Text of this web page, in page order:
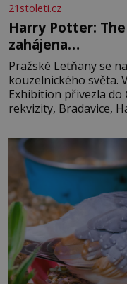
21stoleti.cz
Harry Potter:
zahájena…
Pražské Letňany se
kouzelnického světa.
Exhibition přivezla do
rekvizity, Bradavice,